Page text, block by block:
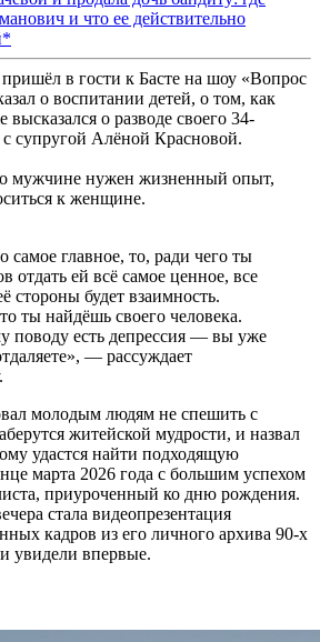
и что ее действительно
в гости к Басте на шоу «Вопрос
о воспитании детей, о том, как
высказался о разводе своего 34-
супругой Алёной Красновой.
мужчине нужен жизненный опыт,
к женщине.
главное, то, ради чего ты
отдать ей всё самое ценное, все
стороны будет взаимность.
ты найдёшь своего человека.
поводу есть депрессия — вы уже
— рассуждает
молодым людям не спешить с
житейской мудрости, и назвал
удастся найти подходящую
марта 2026 года с большим успехом
приуроченный ко дню рождения.
стала видеопрезентация
кадров из его личного архива 90-х
увидели впервые.